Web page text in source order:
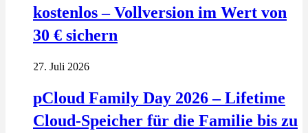
kostenlos – Vollversion im Wert von
30 € sichern
27. Juli 2026
pCloud Family Day 2026 – Lifetime
Cloud-Speicher für die Familie bis zu